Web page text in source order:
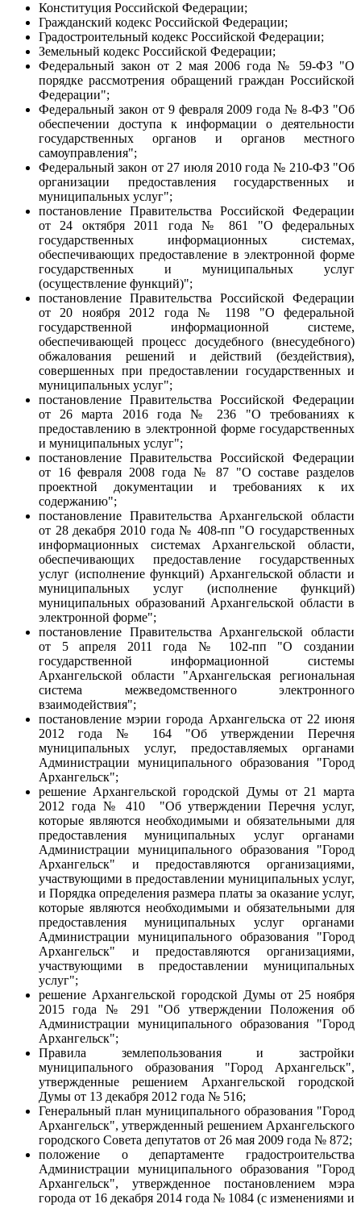
Конституция Российской Федерации;
Гражданский кодекс Российской Федерации;
Градостроительный кодекс Российской Федерации;
Земельный кодекс Российской Федерации;
Федеральный закон от 2 мая 2006 года № 59-ФЗ "О
порядке рассмотрения обращений граждан Российской
Федерации";
Федеральный закон от 9 февраля 2009 года № 8-ФЗ "Об
обеспечении доступа к информации о деятельности
государственных органов и органов местного
самоуправления";
Федеральный закон от 27 июля 2010 года № 210-ФЗ "Об
организации предоставления государственных и
муниципальных услуг";
постановление Правительства Российской Федерации
от 24 октября 2011 года № 861 "О федеральных
государственных информационных системах,
обеспечивающих предоставление в электронной форме
государственных и муниципальных услуг
(осуществление функций)";
постановление Правительства Российской Федерации
от 20 ноября 2012 года № 1198 "О федеральной
государственной информационной системе,
обеспечивающей процесс досудебного (внесудебного)
обжалования решений и действий (бездействия),
совершенных при предоставлении государственных и
муниципальных услуг";
постановление Правительства Российской Федерации
от 26 марта 2016 года № 236 "О требованиях к
предоставлению в электронной форме государственных
и муниципальных услуг";
постановление Правительства Российской Федерации
от 16 февраля 2008 года № 87 "О составе разделов
проектной документации и требованиях к их
содержанию";
постановление Правительства Архангельской области
от 28 декабря 2010 года № 408-пп "О государственных
информационных системах Архангельской области,
обеспечивающих предоставление государственных
услуг (исполнение функций) Архангельской области и
муниципальных услуг (исполнение функций)
муниципальных образований Архангельской области в
электронной форме";
постановление Правительства Архангельской области
от 5 апреля 2011 года № 102-пп "О создании
государственной информационной системы
Архангельской области "Архангельская региональная
система межведомственного электронного
взаимодействия";
постановление мэрии города Архангельска от 22 июня
2012 года № 164 "Об утверждении Перечня
муниципальных услуг, предоставляемых органами
Администрации муниципального образования "Город
Архангельск";
решение Архангельской городской Думы от 21 марта
2012 года № 410 "Об утверждении Перечня услуг,
которые являются необходимыми и обязательными для
предоставления муниципальных услуг органами
Администрации муниципального образования "Город
Архангельск" и предоставляются организациями,
участвующими в предоставлении муниципальных услуг,
и Порядка определения размера платы за оказание услуг,
которые являются необходимыми и обязательными для
предоставления муниципальных услуг органами
Администрации муниципального образования "Город
Архангельск" и предоставляются организациями,
участвующими в предоставлении муниципальных
услуг";
решение Архангельской городской Думы от 25 ноября
2015 года № 291 "Об утверждении Положения об
Администрации муниципального образования "Город
Архангельск";
Правила землепользования и застройки
муниципального образования "Город Архангельск",
утвержденные решением Архангельской городской
Думы от 13 декабря 2012 года № 516;
Генеральный план муниципального образования "Город
Архангельск", утвержденный решением Архангельского
городского Совета депутатов от 26 мая 2009 года № 872;
положение о департаменте градостроительства
Администрации муниципального образования "Город
Архангельск", утвержденное постановлением мэра
города от 16 декабря 2014 года № 1084 (с изменениями и